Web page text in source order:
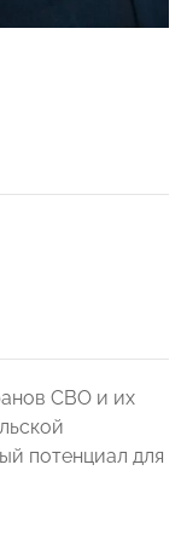
СВО и их
потенциал для